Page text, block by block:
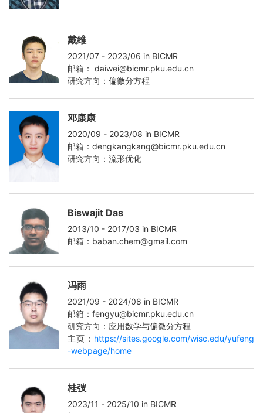
戴维
2021/07 - 2023/06 in BICMR
邮箱： daiwei@bicmr.pku.edu.cn
研究方向：偏微分方程
邓康康
2020/09 - 2023/08 in BICMR
邮箱：dengkangkang@bicmr.pku.edu.cn
研究方向：流形优化
Biswajit Das
2013/10 - 2017/03 in BICMR
邮箱：baban.chem@gmail.com
冯雨
2021/09 - 2024/08 in BICMR
邮箱：fengyu@bicmr.pku.edu.cn
研究方向：应用数学与偏微分方程
主页： https://sites.google.com/wisc.edu/yufeng
-webpage/home
桂弢
2023/11 - 2025/10 in BICMR